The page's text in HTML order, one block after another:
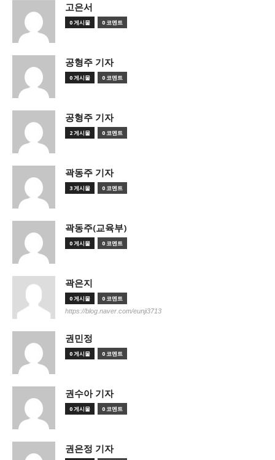
고은서
0 게시물 0 코멘트
공형주 기자
0 게시물 0 코멘트
공형주 기자
2 게시물 0 코멘트
곽동주 기자
3 게시물 0 코멘트
곽동주(교육부)
0 게시물 0 코멘트
곽은지
0 게시물 0 코멘트
https://blog.naver.com/eunji3713
권민정
0 게시물 0 코멘트
권수아 기자
0 게시물 0 코멘트
권은정 기자